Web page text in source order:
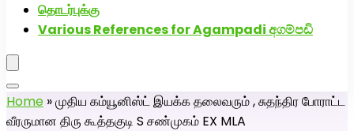
தொடர்புக்கு
Various References for Agampadi අගම්පඩි
Home »முதிய கம்யூனிஸ்ட் இயக்க தலைவரும் , சுதந்திர போராட்ட
வீரருமான திரு கூத்தகுடி S சண்முகம் EX MLA